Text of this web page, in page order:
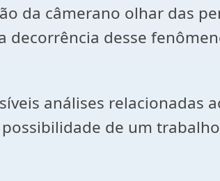
da câmerano olhar das
desse
análises relacionadas
de um